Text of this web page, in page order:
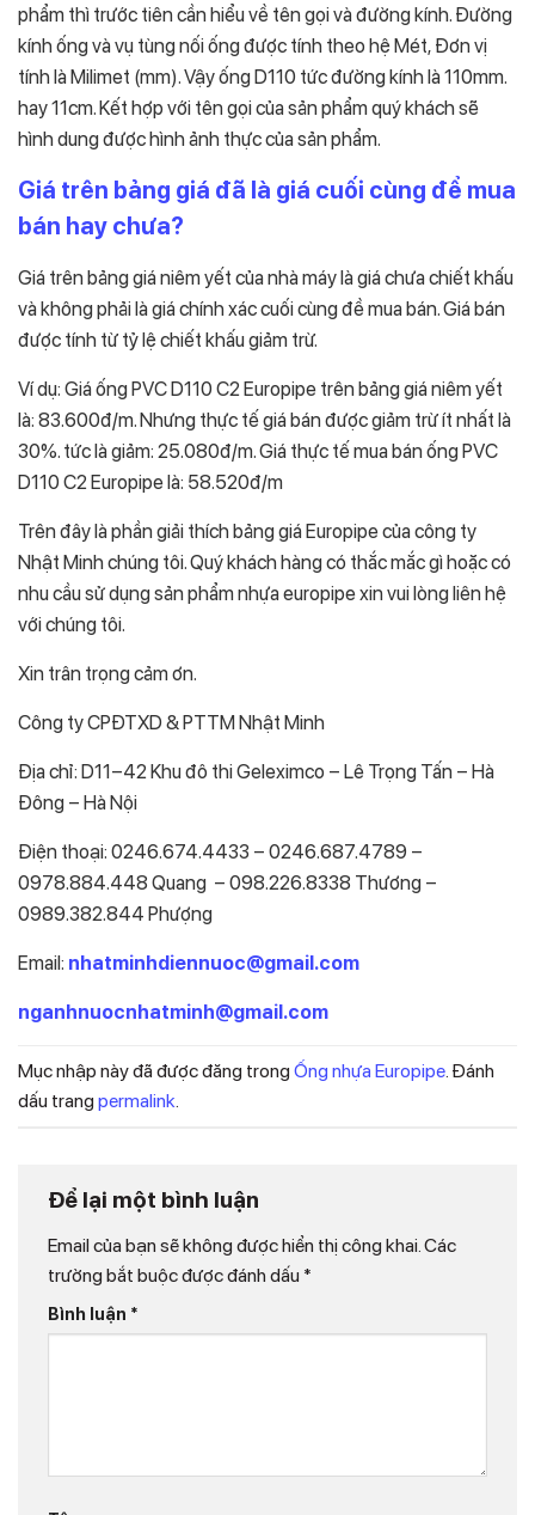
phẩm thì trước tiên cần hiểu về tên gọi và đường kính. Đường
kính ống và vụ tùng nối ống được tính theo hệ Mét, Đơn vị
tính là Milimet (mm). Vậy ống D110 tức đường kính là 110mm.
hay 11cm. Kết hợp với tên gọi của sản phẩm quý khách sẽ
hình dung được hình ảnh thực của sản phẩm.
Giá trên bảng giá đã là giá cuối cùng để mua
bán hay chưa?
Giá trên bảng giá niêm yết của nhà máy là giá chưa chiết khấu
và không phải là giá chính xác cuối cùng đề mua bán. Giá bán
được tính từ tỷ lệ chiết khấu giảm trừ.
Ví dụ: Giá ống PVC D110 C2 Europipe trên bảng giá niêm yết
là: 83.600đ/m. Nhưng thực tế giá bán được giảm trừ ít nhất là
30%. tức là giảm: 25.080đ/m. Giá thực tế mua bán ống PVC
D110 C2 Europipe là: 58.520đ/m
Trên đây là phần giải thích bảng giá Europipe của công ty
Nhật Minh chúng tôi. Quý khách hàng có thắc mắc gì hoặc có
nhu cầu sử dụng sản phẩm nhựa europipe xin vui lòng liên hệ
với chúng tôi.
Xin trân trọng cảm ơn.
Công ty CPĐTXD & PTTM Nhật Minh
Địa chỉ: D11–42 Khu đô thi Geleximco – Lê Trọng Tấn – Hà
Đông – Hà Nội
Điện thoại: 0246.674.4433 – 0246.687.4789 –
0978.884.448 Quang – 098.226.8338 Thương –
0989.382.844 Phượng
Email: nhatminhdiennuoc@gmail.com
nganhnuocnhatminh@gmail.com
Mục nhập này đã được đăng trong Ống nhựa Europipe . Đánh
dấu trang permalink
Để lại một bình luận
Email của bạn sẽ không được hiển thị công khai. Các
trường bắt buộc được đánh dấu *
Bình luận *